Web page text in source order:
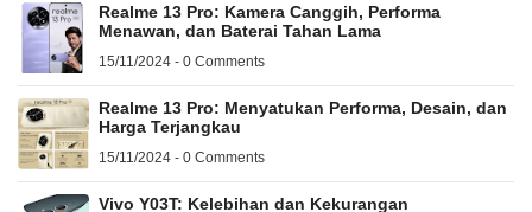
Realme 13 Pro: Kamera Canggih, Performa
Menawan, dan Baterai Tahan Lama
15/11/2024 - 0 Comments
Realme 13 Pro: Menyatukan Performa, Desain, dan
Harga Terjangkau
15/11/2024 - 0 Comments
Vivo Y03T: Kelebihan dan Kekurangan